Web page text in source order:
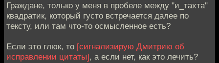
Граждане, только у меня в пробеле между "и_тахта"
квадратик, который густо встречается далее по
тексту, или там что-то осмысленное есть?
Если это глюк, то [сигнализирую Дмитрию об
исправлении цитаты], а если нет, как это лечить?